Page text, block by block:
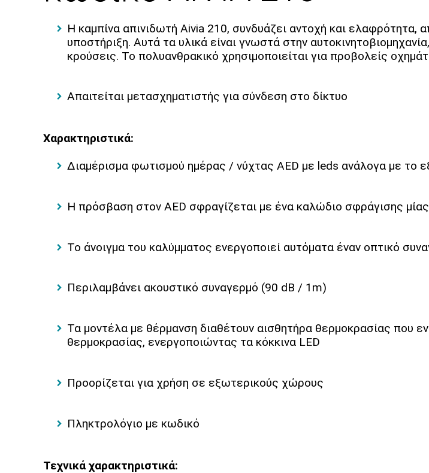
Η καμπίνα απινιδωτή Aivia 210, συνδυάζει αντοχή και ελαφρότητα,
υποστήριξη. Αυτά τα υλικά είναι γνωστά στην
κρούσεις. Το πολυανθρακικό χρησιμοποιείται για προβολείς
Απαιτείται μετασχηματιστής για σύνδεση στο δίκτυο
Χαρακτηριστικά:
Διαμέρισμα φωτισμού ημέρας / νύχτας AED με leds ανάλογα με το
Η πρόσβαση στον AED σφραγίζεται με ένα καλώδιο σφράγισης
Το άνοιγμα του καλύμματος ενεργοποιεί αυτόματα έναν οπτικό
Περιλαμβάνει ακουστικό συναγερμό (90 dB / 1m)
Τα μοντέλα με θέρμανση διαθέτουν αισθητήρα θερμοκρασίας που
θερμοκρασίας, ενεργοποιώντας τα κόκκινα LED
Προορίζεται για χρήση σε εξωτερικούς χώρους
Πληκτρολόγιο με κωδικό
Τεχνικά χαρακτηριστικά: